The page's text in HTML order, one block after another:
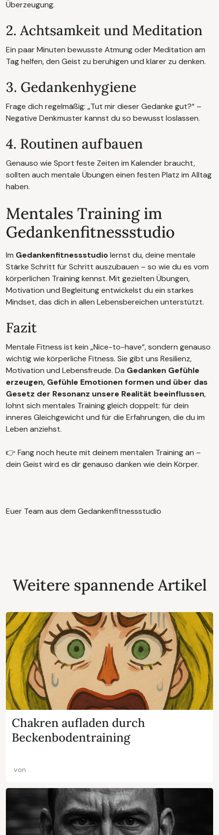
Überzeugung.
2. Achtsamkeit und Meditation
Ein paar Minuten bewusste Atmung oder Meditation am
Tag helfen, den Geist zu beruhigen und klarer zu denken.
3. Gedankenhygiene
Frage dich regelmäßig: „Tut mir dieser Gedanke gut?“ –
Negative Denkmuster kannst du so bewusst loslassen.
4. Routinen aufbauen
Genauso wie Sport feste Zeiten im Kalender braucht,
sollten auch mentale Übungen einen festen Platz im Alltag
haben.
Mentales Training im
Gedankenfitnessstudio
Im Gedankenfitnessstudiolernst du, deine mentale
Stärke Schritt für Schritt auszubauen – so wie du es vom
körperlichen Training kennst. Mit gezielten Übungen,
Motivation und Begleitung entwickelst du ein starkes
Mindset, das dich in allen Lebensbereichen unterstützt.
Fazit
Mentale Fitness ist kein „Nice-to-have“, sondern genauso
wichtig wie körperliche Fitness. Sie gibt uns Resilienz,
Motivation und Lebensfreude. Da Gedanken Gefühle
erzeugen, Gefühle Emotionen formen und über das
Gesetz der Resonanz unsere Realität beeinflussen,
lohnt sich mentales Training gleich doppelt: für dein
inneres Gleichgewicht und für die Erfahrungen, die du im
Leben anziehst.
👉 Fang noch heute mit deinem mentalen Training an –
dein Geist wird es dir genauso danken wie dein Körper.
Euer Team aus dem Gedankenfitnessstudio
Weitere spannende Artikel
Chakren aufladen durch
Beckenbodentraining
von